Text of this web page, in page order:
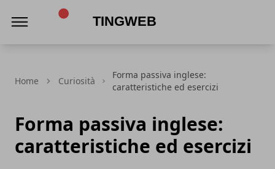
Home Curiosità
Forma passiva inglese:
caratteristiche ed esercizi
Forma passiva inglese:
caratteristiche ed esercizi